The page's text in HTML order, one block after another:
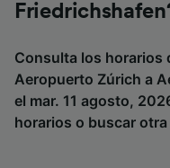
Consulta los horarios
Aeropuerto Zúrich a
el mar. 11 agosto,
horarios o buscar